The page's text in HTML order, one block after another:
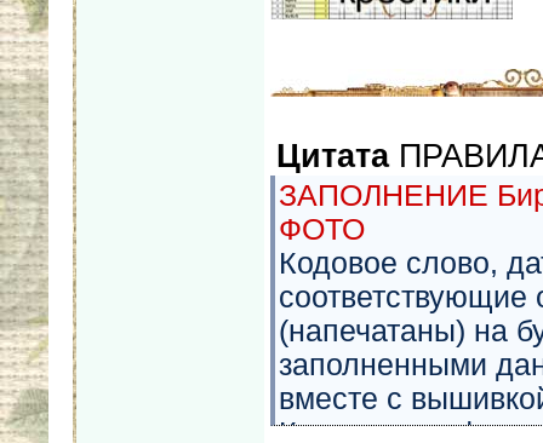
Цитата
ЗАПОЛНЕНИЕ
ФОТО
Кодовое слово,
(напечатаны) на
заполненными
вместе с
Конкурсные фото